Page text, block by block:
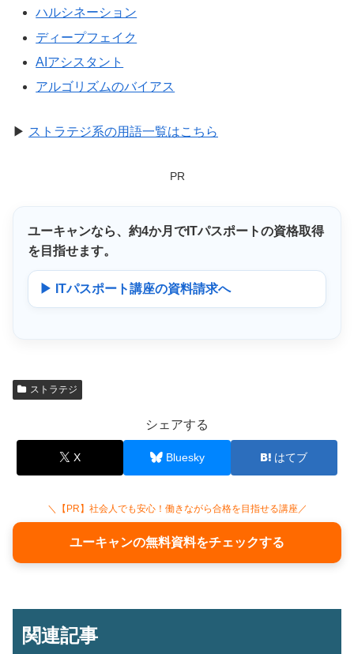
ハルシネーション
ディープフェイク
AIアシスタント
アルゴリズムのバイアス
▶ ストラテジ系の用語一覧はこちら
PR
ユーキャンなら、 約4か月 でITパスポートの資格取得
を目指せます。
▶ ITパスポート講座の資料請求へ
ストラテジ
シェアする
X Bluesky はてブ
＼【PR】社会人でも安心！働きながら合格を目指せる講座／
ユーキャンの無料資料をチェックする
関連記事